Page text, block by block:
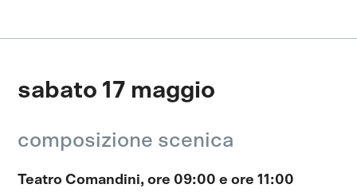
sabato 17 maggio
composizione scenica
Teatro Comandini, ore 09:00 e ore 11:00